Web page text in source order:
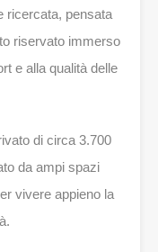
ricercata, pensata
riservato immerso
e alla qualità delle
di circa 3.700
da ampi spazi
vivere appieno la